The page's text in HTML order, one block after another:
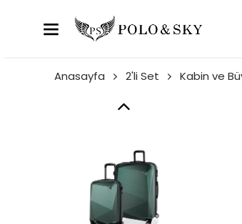
Anasayfa 2'li Set Kabin ve